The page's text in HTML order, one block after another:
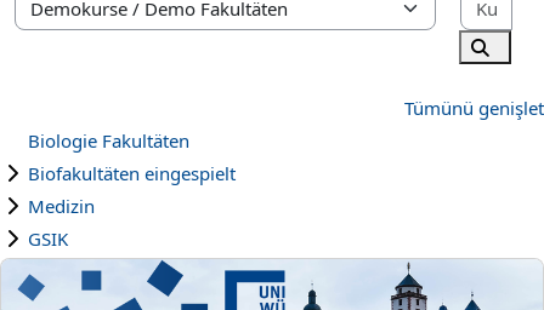
Kurs Kategorileri
Tümünü genişlet
Biologie Fakultäten
Biofakultäten eingespielt
Medizin
GSIK
Physik Testkurs